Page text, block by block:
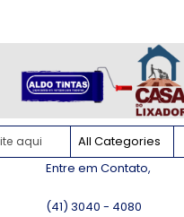
Entre em Contato,
(41) 3040 - 4080